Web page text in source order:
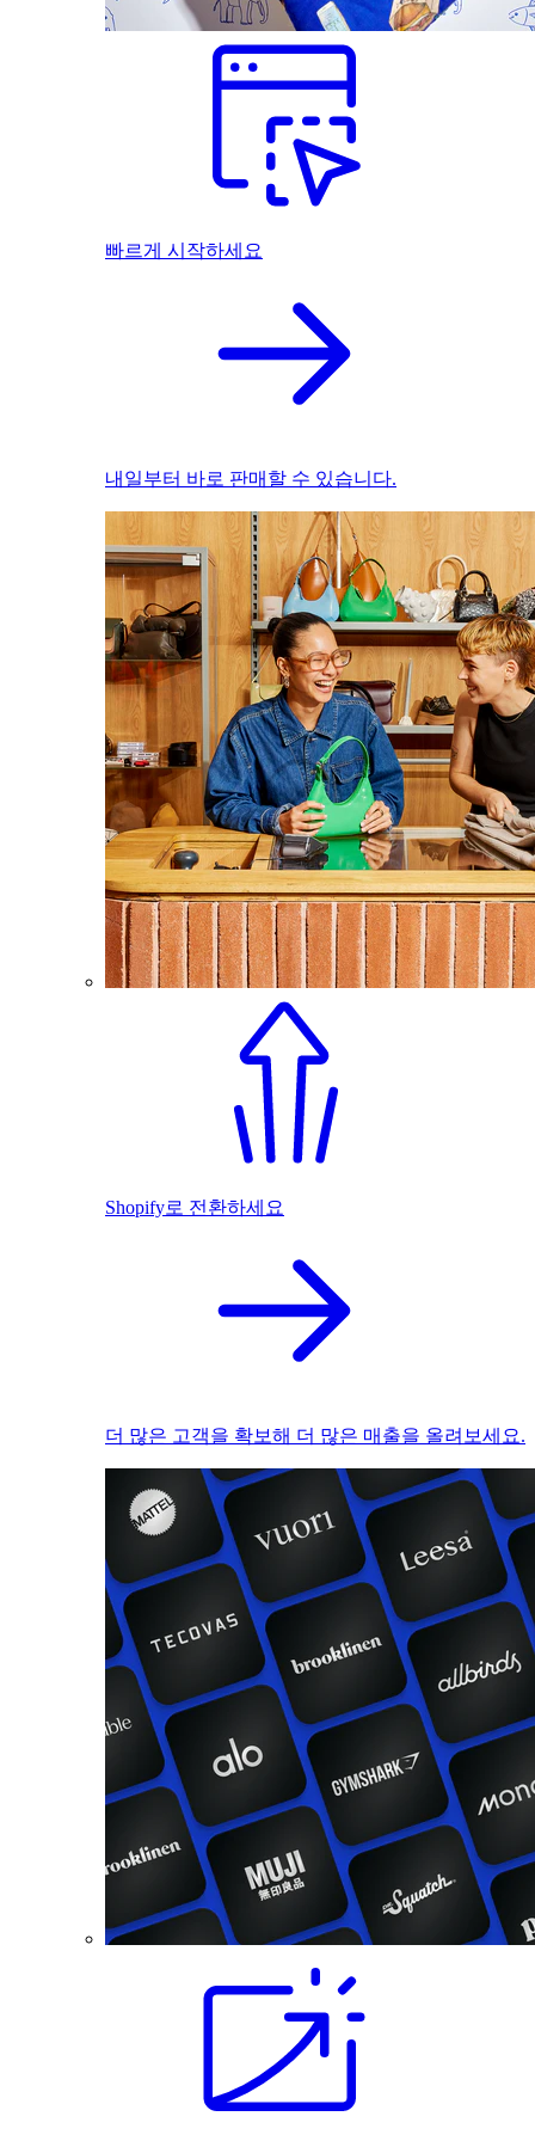
빠르게 시작하세요
내일부터 바로 판매할 수 있습니다.
Shopify로 전환하세요
더 많은 고객을 확보해 더 많은 매출을 올려보세요.